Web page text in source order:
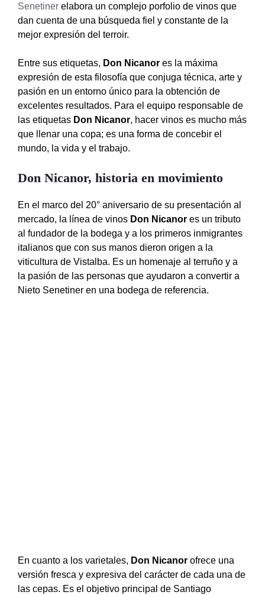
Senetiner elabora un complejo porfolio de vinos que
dan cuenta de una búsqueda fiel y constante de la
mejor expresión del terroir.
Entre sus etiquetas, Don Nicanor es la máxima
expresión de esta filosofía que conjuga técnica, arte y
pasión en un entorno único para la obtención de
excelentes resultados. Para el equipo responsable de
las etiquetas Don Nicanor, hacer vinos es mucho más
que llenar una copa; es una forma de concebir el
mundo, la vida y el trabajo.
Don Nicanor, historia en movimiento
En el marco del 20° aniversario de su presentación al
mercado, la línea de vinos Don Nicanor es un tributo
al fundador de la bodega y a los primeros inmigrantes
italianos que con sus manos dieron origen a la
viticultura de Vistalba. Es un homenaje al terruño y a
la pasión de las personas que ayudaron a convertir a
Nieto Senetiner en una bodega de referencia.
En cuanto a los varietales, Don Nicanor ofrece una
versión fresca y expresiva del carácter de cada una de
las cepas. Es el objetivo principal de Santiago